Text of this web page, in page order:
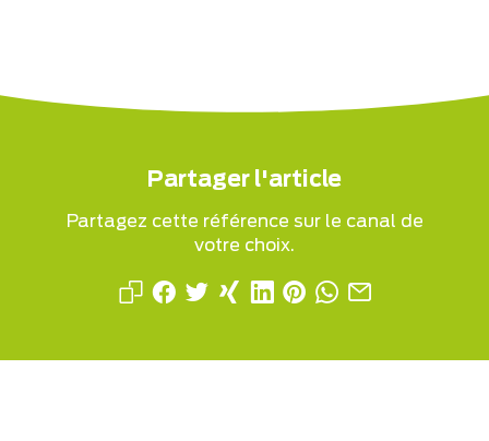
Partager l'article
Partagez cette référence sur le canal de
votre choix.